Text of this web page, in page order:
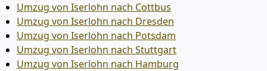
Umzug von Iserlohn nach Cottbus
Umzug von Iserlohn nach Dresden
Umzug von Iserlohn nach Potsdam
Umzug von Iserlohn nach Stuttgart
Umzug von Iserlohn nach Hamburg